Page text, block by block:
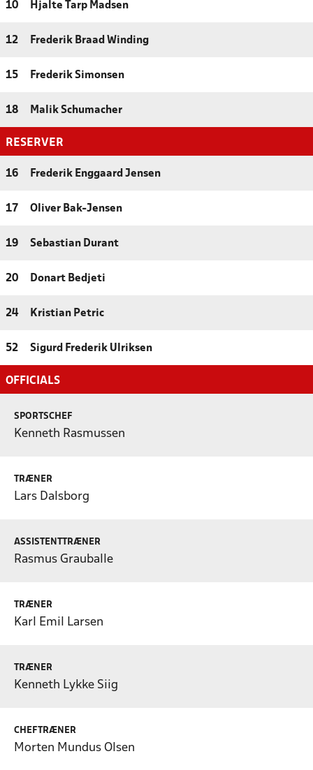
10 Hjalte Tarp Madsen
12 Frederik Braad Winding
15 Frederik Simonsen
18 Malik Schumacher
RESERVER
16 Frederik Enggaard Jensen
17 Oliver Bak-Jensen
19 Sebastian Durant
20 Donart Bedjeti
24 Kristian Petric
52 Sigurd Frederik Ulriksen
OFFICIALS
SPORTSCHEF
Kenneth Rasmussen
TRÆNER
Lars Dalsborg
ASSISTENTTRÆNER
Rasmus Grauballe
TRÆNER
Karl Emil Larsen
TRÆNER
Kenneth Lykke Siig
CHEFTRÆNER
Morten Mundus Olsen